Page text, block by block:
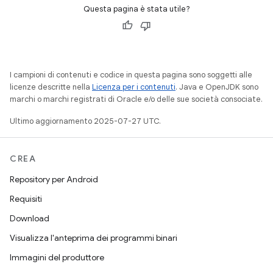
Questa pagina è stata utile?
I campioni di contenuti e codice in questa pagina sono soggetti alle
licenze descritte nella Licenza per i contenuti. Java e OpenJDK sono
marchi o marchi registrati di Oracle e/o delle sue società consociate.
Ultimo aggiornamento 2025-07-27 UTC.
CREA
Repository per Android
Requisiti
Download
Visualizza l'anteprima dei programmi binari
Immagini del produttore